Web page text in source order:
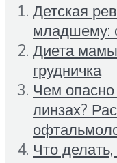
Детская
младшему:
Диета
грудничка
Чем опасно
линзах?
Что